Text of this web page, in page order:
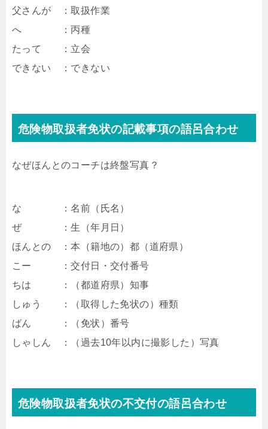
父さんが ：取扱作業
へ ：丙種
たって ：立会
できない ：できない
危険物取扱者免状の記載事項の語呂合わせ
なぜほんとのコーチは終盤写真？
な ：名前（氏名）
ぜ ：生（年月日）
ほんとの ：本（籍地の）都（道府県）
こー ：交付日・交付番号
ちは ：（都道府県）知事
しゅう ：（取得した免状の）種類
ばん ：（免状）番号
しゃしん ：（過去10年以内に撮影した）写真
危険物取扱者免状の不交付の語呂合わせ